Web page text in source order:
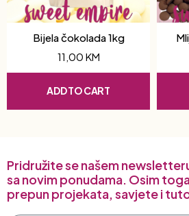
Bijela čokolada 1kg
11,00 KM
ADD TO CART
Pridružite se našem
sa novim ponudama. Osim
prepun projekata, savjete i